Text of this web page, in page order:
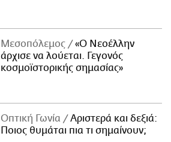
Μεσοπόλεμος
«Ο Νεοέλλην
άρχισε να λούεται. Γεγονός
κοσμοϊστορικής σημασίας»
Οπτική Γωνία
Αριστερά και δεξιά:
Ποιος θυμάται πια τι σημαίνουν;